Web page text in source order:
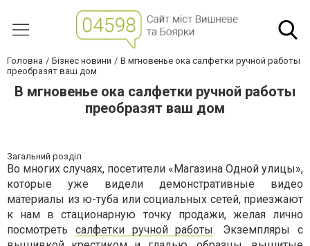
Головна Бізнес новини
В мгновенье ока салфетки ручной работы
преобразят ваш дом
В мгновенье ока салфетки ручной работы
преобразят ваш дом
Загальний розділ
Во многих случаях, посетители «Магазина Одной улицы»,
которые уже видели демонстративные видео
материалы из ю-туба или социальных сетей, приезжают
к нам в стационарную точку продажи, желая лично
посмотреть салфетки ручной работы. Экземпляры с